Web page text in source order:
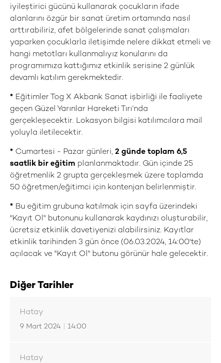
iyileştirici gücünü kullanarak çocukların ifade
alanlarını özgür bir sanat üretim ortamında nasıl
arttırabiliriz, afet bölgelerinde sanat çalışmaları
yaparken çocuklarla iletişimde nelere dikkat etmeli ve
hangi metotları kullanmalıyız konularını da
programımıza kattığımız etkinlik serisine 2 günlük
devamlı katılım gerekmektedir.
* Eğitimler Tog X Akbank Sanat işbirliği ile faaliyete
geçen Güzel Yarınlar Hareketi Tırı’nda
gerçekleşecektir. Lokasyon bilgisi katılımcılara mail
yoluyla iletilecektir.
* Cumartesi - Pazar günleri, 2 günde toplam 6,5
saatlik bir eğitim planlanmaktadır. Gün içinde 25
öğretmenlik 2 grupta gerçekleşmek üzere toplamda
50 öğretmen/eğitimci için kontenjan belirlenmiştir.
* Bu eğitim grubuna katılmak için sayfa üzerindeki
"Kayıt Ol" butonunu kullanarak kaydınızı oluşturabilir,
ücretsiz etkinlik davetiyenizi alabilirsiniz. Kayıtlar
etkinlik tarihinden 3 gün önce (06.03.2024, 14:00'te)
açılacak ve "Kayıt Ol" butonu görünür hale gelecektir.
Diğer Tarihler
Hatay
9 Mart 2024 14:00
Hatay